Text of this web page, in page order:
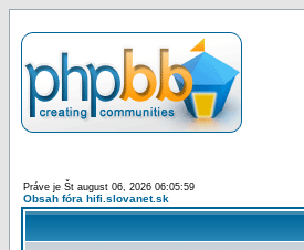
Práve je Št august 06, 2026 06:05:59
Obsah fóra hifi.slovanet.sk